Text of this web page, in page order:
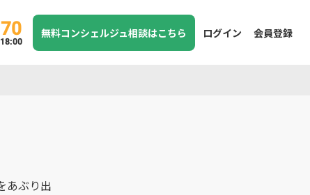
無料コンシェルジュ相談はこちら ログイン 会員登録
あぶり出